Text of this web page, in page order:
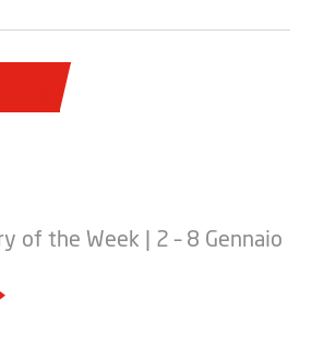
of the Week | 2 – 8 Gennaio